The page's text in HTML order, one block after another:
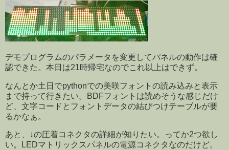
デモプログラムのパラメータを変更してパネルの動作は確
認できた。本日は21時帰宅なのでこれ以上はできず。
なんとか土日でpythonでの美咲フォントの読み込みと表示
まで持って行きたい。BDFフォントは読めそうな感じだけ
ど、文字コードとフォントデータの結びつけテーブルが要
るかなぁ。
あと、↓の圧着コネクタの詳細が知りたい。ってか2つ欲し
い。LEDマトリックスパネルの電源コネクタなのだけど。